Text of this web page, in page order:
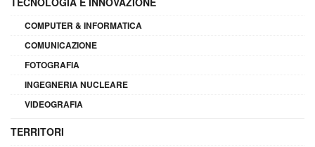
COMPUTER & INFORMATICA
COMUNICAZIONE
FOTOGRAFIA
INGEGNERIA NUCLEARE
VIDEOGRAFIA
TERRITORI